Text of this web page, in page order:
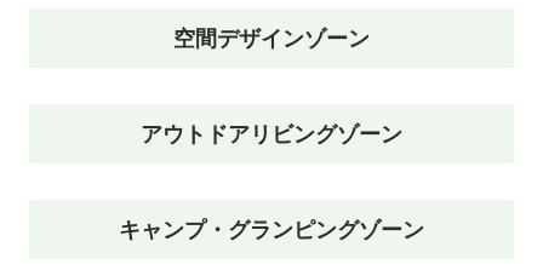
空間デザインゾーン
アウトドアリビングゾーン
キャンプ・グランピングゾーン